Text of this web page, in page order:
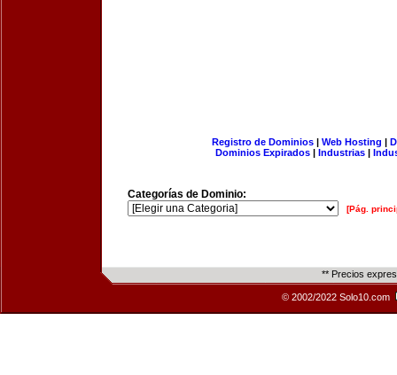
Registro de Dominios| Web Hosting |
Dominios Expirados | Industrias |
Categorías de Dominio:
[Pág.
** Precios
© 2002/2022 Solo10.com